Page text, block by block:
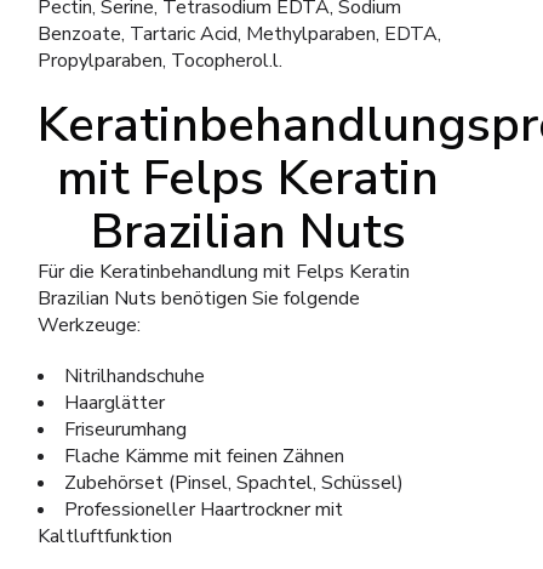
Pectin, Serine, Tetrasodium EDTA, Sodium
Benzoate, Tartaric Acid, Methylparaben, EDTA,
Propylparaben, Tocopherol.l.
mit Felps Keratin
Brazilian Nuts
Für die Keratinbehandlung mit Felps Keratin
Brazilian Nuts benötigen Sie folgende
Werkzeuge:
Nitrilhandschuhe
Haarglätter
Friseurumhang
Flache Kämme mit feinen Zähnen
Zubehörset (Pinsel, Spachtel, Schüssel)
Professioneller Haartrockner mit
Kaltluftfunktion